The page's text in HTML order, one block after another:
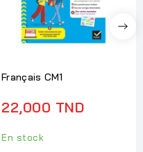
Français CM1
22,000 TND
En stock